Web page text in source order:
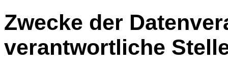
Zwecke der
verantwortliche